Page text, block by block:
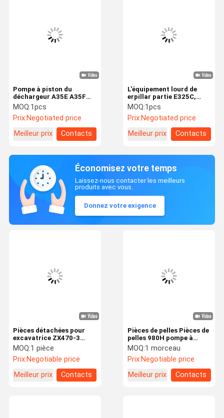
Pompe à piston du
déchargeur A35E A35F
MOQ:1pcs
Prix:Negotiated price
Meilleur prix
Contacts
L'équipement lourd de
erpillar partie E325C,
moteur de fan de
l'excavatrice 179-9778 de
haute résistance
MOQ:1pcs
Prix:Negotiated price
Meilleur prix
Contacts
Économisez votre temps
Laissez-nous contacter les meilleurs
produits avec vous.
Donnez votre exigence
Pièces de pelles Pièces de
pelles 980H pompe à
ventilateur 235-2716
moteur de ventilateur
MOQ:1 morceau
Prix:Negotiable price
Meilleur prix
Contacts
Pièces détachées pour
excavatrice ZX470-3
Ventilateur moteur
YA00005829 Pour Hitachi
MOQ:1 pièce
Prix:Negotiable price
Meilleur prix
Contacts